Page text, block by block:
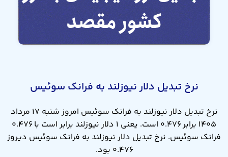
نرخ تبدیل دلار نیوزلند به فرانک سوئیس
نرخ تبدیل دلار نیوزلند به فرانک سوئیس امروز شنبه ۱۷ مرداد
۱۴۰۵ برابر ۰.۴۷۶ است. یعنی ۱ دلار نیوزلند برابر است با ۰.۴۷۶
فرانک سوئیس. نرخ تبدیل دلار نیوزلند به فرانک سوئیس دیروز
۰.۴۷۶ بود.